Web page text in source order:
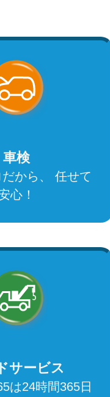
車検
から、 任せて
心！
サービス
は24時間365日